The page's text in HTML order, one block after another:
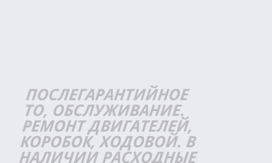
ПОСЛЕГАРАНТИЙНОЕ
ТО,ОБСЛУЖИВАНИЕ.
РЕМОНТ ДВИГАТЕЛЕЙ,
КОРОБОК, ХОДОВОЙ. В
НАЛИЧИИ РАСХОДНЫЕ